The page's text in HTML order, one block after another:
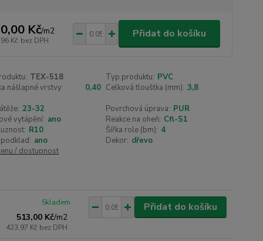
Kč/m2
Kč bez DPH
Přidat do košíku
TEX-518 Typ produktu: PVC
nášlapné vrstvy
0,40 Celková tloušťka (mm): 3,8
23-32 Povrchová úprava: PUR
vytápění: ano Reakce na oheň: Cfl-S1
R10 Šířka role (bm): 4
ano Dekor: dřevo
/ dostupnost
513,00 Kč/m2
423,97 Kč bez DPH
Skladem Přidat do košíku